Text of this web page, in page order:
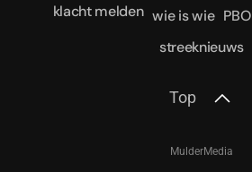
klacht melden wie is wie PBO
streeknieuws
Top
MulderMedia